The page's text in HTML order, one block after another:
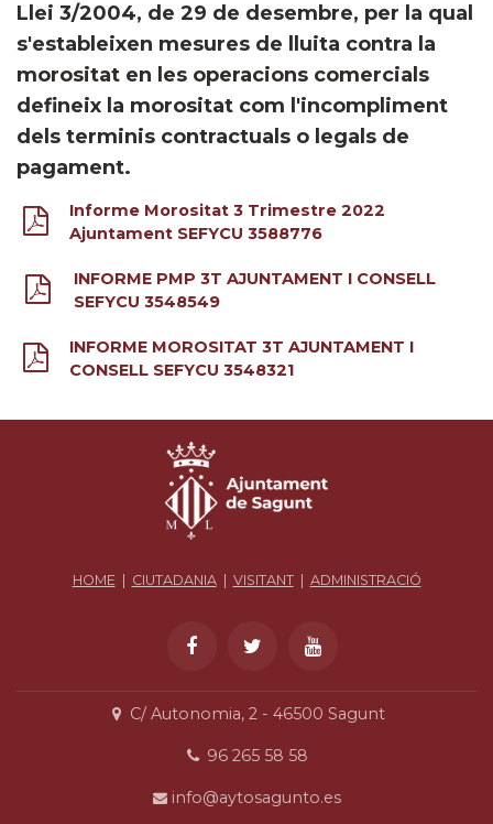
Llei 3/2004, de 29 de desembre, per la qual
s'estableixen mesures de lluita contra la
morositat en les operacions comercials
defineix la morositat com l'incompliment
dels terminis contractuals o legals de
pagament.
Informe Morositat 3 Trimestre 2022
Ajuntament SEFYCU 3588776
INFORME PMP 3T AJUNTAMENT I CONSELL
SEFYCU 3548549
INFORME MOROSITAT 3T AJUNTAMENT I
CONSELL SEFYCU 3548321
HOME| CIUTADANIA| VISITANT| ADMINISTRACIÓ
C/ Autonomia, 2 - 46500 Sagunt
96 265 58 58
info@aytosagunto.es